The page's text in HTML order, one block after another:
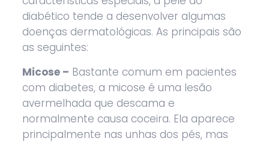
diabético tende a desenvolver algumas
doenças dermatológicas. As principais são
as seguintes:
Micose – Bastante comum em pacientes
com diabetes, a micose é uma lesão
avermelhada que descama e
normalmente causa coceira. Ela aparece
principalmente nas unhas dos pés, mas